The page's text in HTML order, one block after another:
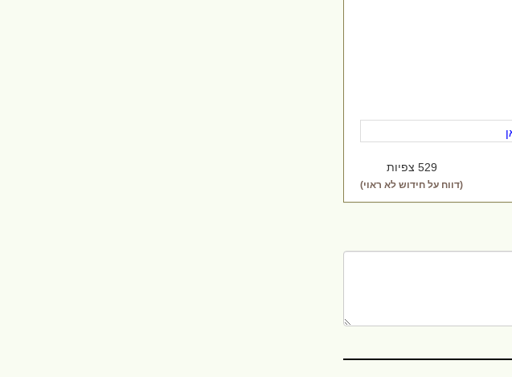
529 צפיות
(דווח על חידוש לא ראוי)